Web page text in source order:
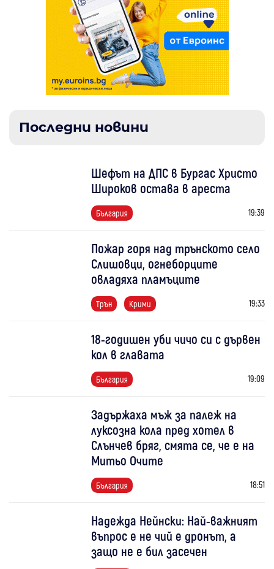
Последни новини
Шефът на ДПС в Бургас Христо
Широков остава в ареста
България 19:39
Пожар горя над трънското село
Слишовци, огнеборците
овладяха пламъците
Трън Крими 19:33
18-годишен уби чичо си с дървен
кол в главата
България 19:09
Задържаха мъж за палеж на
луксозна кола пред хотел в
Слънчев бряг, смята се, че е на
Митьо Очите
България 18:51
Надежда Нейнски: Най-важният
въпрос е не чий е дронът, а
защо не е бил засечен